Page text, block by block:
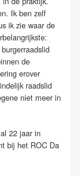
Ik ben zelf
ik zie waar de
de
erover
raadslid
niet meer in
22 jaar in
bij het ROC Da